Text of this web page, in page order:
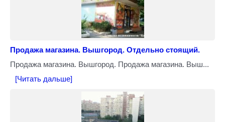
Продажа магазина. Вышгород. Отдельно стоящий.
Продажа магазина. Вышгород. Продажа магазина. Выш...
[Читать дальше]